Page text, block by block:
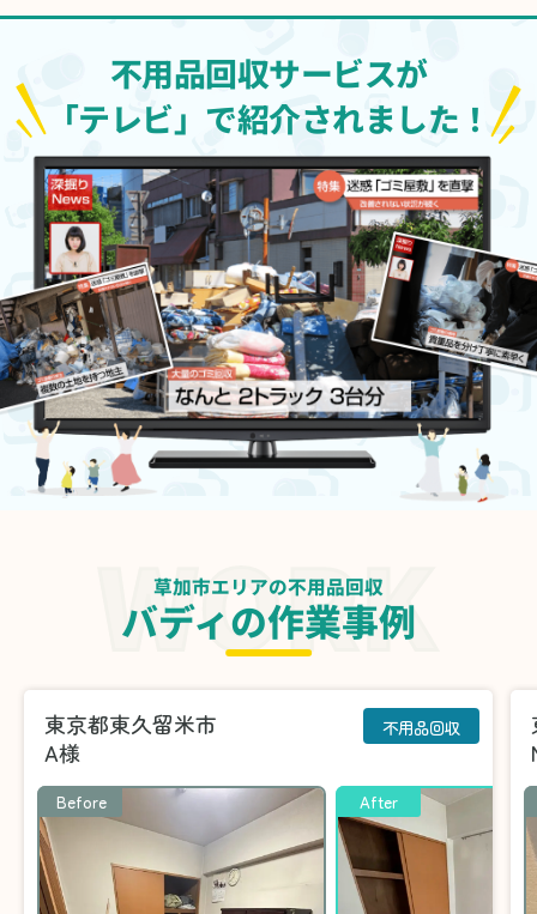
不用品回収サービスが
「テレビ」で紹介されました！
草加市エリアの不用品回収
バディの作業事例
東京都東久留米市
A様
不用品回収
Before After